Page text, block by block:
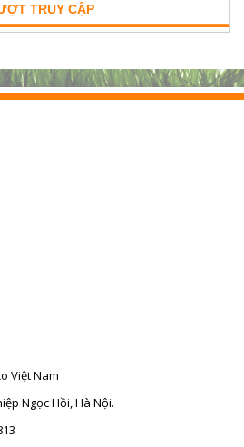
TRUY CẬP
Việt Nam
Ngọc Hồi, Hà Nội.